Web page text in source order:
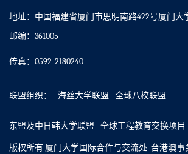
地址：中国福建省厦门市思明南路422号厦门大
邮编：361005
传真：0592-2180240
联盟组织： 海丝大学联盟 全球八校联盟
东盟及中日韩大学联盟 全球工程教育交换项目
版权所有 厦门大学国际合作与交流处 台港澳